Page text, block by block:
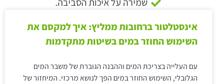
שמירה על איכות הסביבה.
אינסטלטור ברחובות ממליץ: איך למקסם את
השימוש החוזר במים בשיטות מתקדמות
עם העלייה בצריכת המים וההבנה הגוברת של משבר המים
הגלובלי, השימוש החוזר במים הפך לנושא מרכזי. המיחזור של